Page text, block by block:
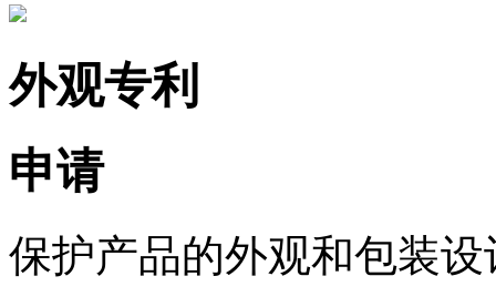
外观专利
申请
保护产品的外观和包装设